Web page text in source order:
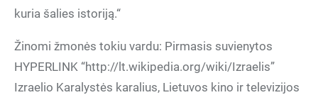
kuria šalies istoriją.“
Žinomi žmonės tokiu vardu: Pirmasis suvienytos
HYPERLINK “http://lt.wikipedia.org/wiki/Izraelis”
Izraelio Karalystės karalius, Lietuvos kino ir televizijos